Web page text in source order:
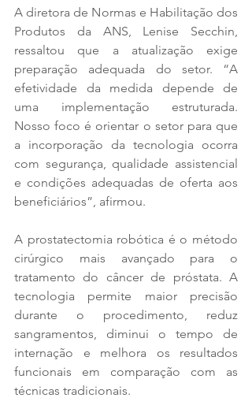
A diretora de Normas e Habilitação dos
Produtos da ANS, Lenise Secchin,
ressaltou que a atualização exige
preparação adequada do setor. “A
efetividade da medida depende de
uma implementação estruturada.
Nosso foco é orientar o setor para que
a incorporação da tecnologia ocorra
com segurança, qualidade assistencial
e condições adequadas de oferta aos
beneficiários”, afirmou.
A prostatectomia robótica é o método
cirúrgico mais avançado para o
tratamento do câncer de próstata. A
tecnologia permite maior precisão
durante o procedimento, reduz
sangramentos, diminui o tempo de
internação e melhora os resultados
funcionais em comparação com as
técnicas tradicionais.